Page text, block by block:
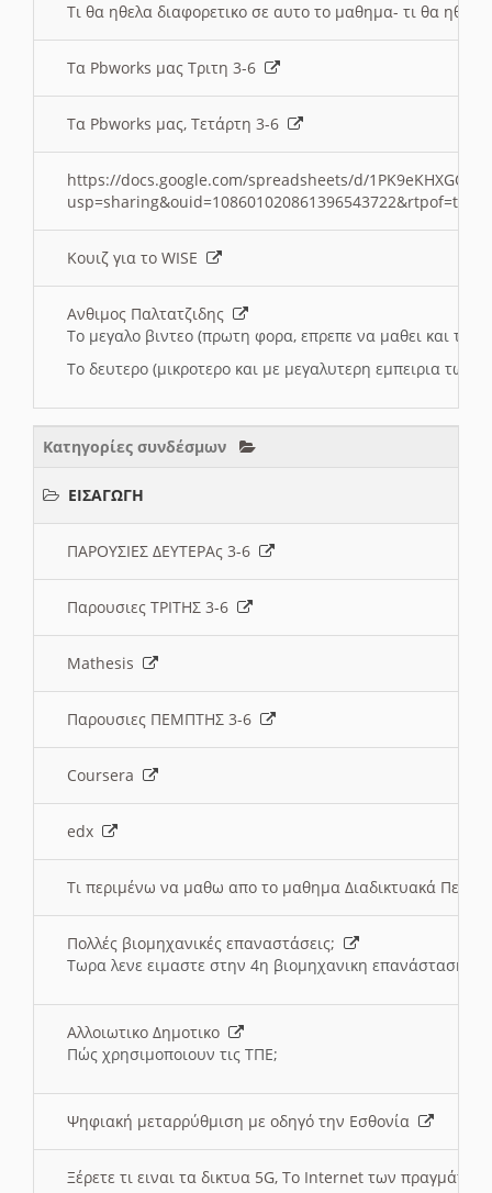
Τι θα ηθελα διαφορετικο σε αυτο το μαθημα- τι θα
Τα Pbworks μας Τριτη 3-6
Τα Pbworks μας, Τετάρτη 3-6
https://docs.google.com/spreadsheets/d/
Κουιζ για το WISE
Ανθιμος Παλτατζιδης
Το μεγαλο βιντεο (πρωτη φορα, επρεπε να μαθει και το
Το δευτερο (μικροτερο και με μεγαλυτερη εμπειρια
Κατηγορίες συνδέσμων
ΕΙΣΑΓΩΓΗ
ΠΑΡΟΥΣΙΕΣ ΔΕΥΤΕΡΑς 3-6
Παρουσιες ΤΡΙΤΗΣ 3-6
Mathesis
Παρουσιες ΠΕΜΠΤΗΣ 3-6
Coursera
edx
Τι περιμένω να μαθω απο το μαθημα Διαδικτυακά
Πολλές βιομηχανικές επαναστάσεις;
Τωρα λενε ειμαστε στην 4η βιομηχανικη επανάσταση
Αλλοιωτικο Δημοτικο
Πώς χρησιμοποιουν τις ΤΠΕ;
Ψηφιακή μεταρρύθμιση με οδηγό την Εσθονία
Ξέρετε τι ειναι τα δικτυα 5G, Το Internet των